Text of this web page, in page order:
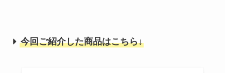
今回ご紹介した商品はこちら↓